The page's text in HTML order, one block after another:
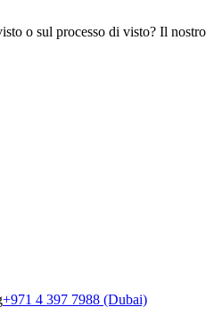
o sul processo di visto? Il nostro
+971 4 397 7988 (Dubai)